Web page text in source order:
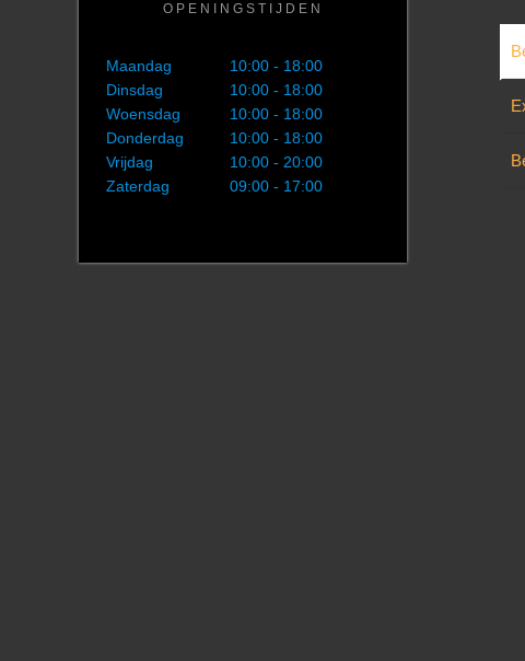
OPENINGSTIJDEN
Maandag
10:00 - 18:00
Dinsdag
10:00 - 18:00
Woensdag
10:00 - 18:00
Donderdag
10:00 - 18:00
Vrijdag
10:00 - 20:00
Zaterdag
09:00 - 17:00